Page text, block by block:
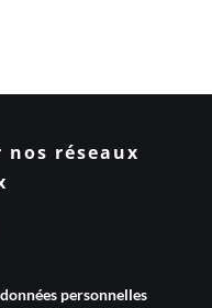
nos réseaux
personnelles